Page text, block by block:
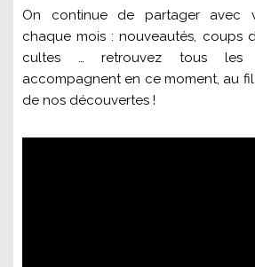
On continue de partager avec
chaque mois : nouveautés, coups
cultes … retrouvez tous les
accompagnent en ce moment, au
de nos découvertes !